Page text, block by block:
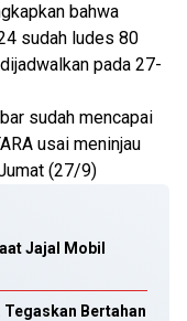
bahwa
sudah ludes 80
pada 27-
sudah mencapai
usai meninjau
(27/9)
Jajal Mobil
Bertahan